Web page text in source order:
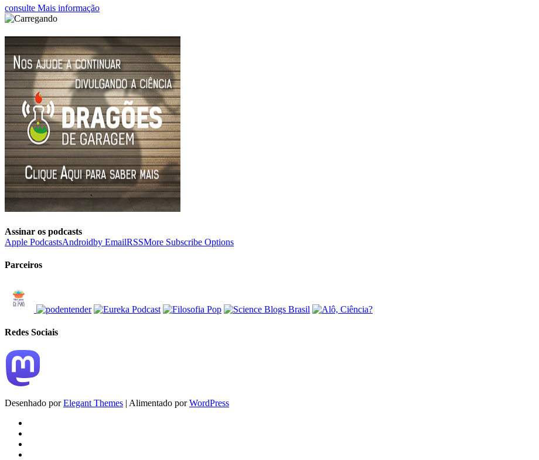
consulte Mais informação
Assinar os podcasts
Apple PodcastsAndroidby EmailRSSMore Subscribe Options
Parceiros
Redes Sociais
Desenhado porElegant Themes | Alimentado porWordPress